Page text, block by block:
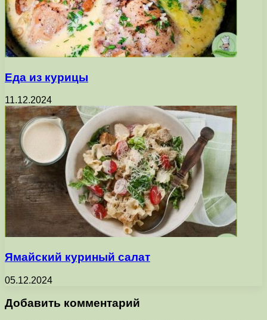
Еда из курицы
11.12.2024
Ямайский куриный салат
05.12.2024
Добавить комментарий